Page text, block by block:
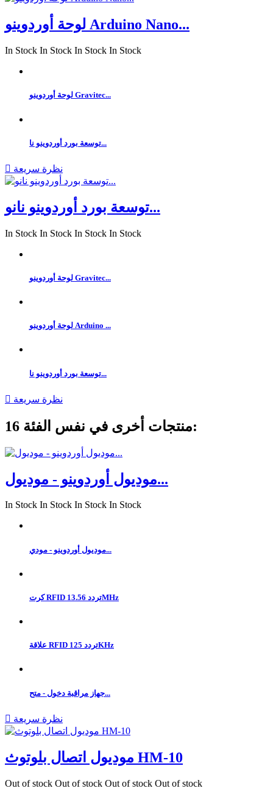
لوحة أوردوينو Arduino Nano...
In Stock In Stock In Stock In Stock
لوحة أوردوينو Gravitec...
توسعة بورد أوردوينو نا...
 نظرة سريعة
توسعة بورد أوردوينو نانو...
In Stock In Stock In Stock In Stock
لوحة أوردوينو Gravitec...
لوحة أوردوينو Arduino ...
توسعة بورد أوردوينو نا...
 نظرة سريعة
16 منتجات أخرى في نفس الفئة:
موديول أوردوينو - موديول...
In Stock In Stock In Stock In Stock
موديول أوردوينو - مودي...
كرت RFID تردد 13.56MHz
علاقة RFID تردد 125KHz
جهاز مراقبة دخول - متح...
 نظرة سريعة
موديول اتصال بلوتوث HM-10
Out of stock Out of stock Out of stock Out of stock